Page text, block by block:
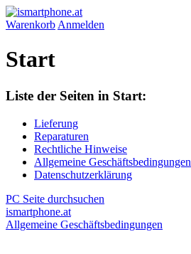
Warenkorb Anmelden
Start
Liste der Seiten in Start:
Lieferung
Reparaturen
Rechtliche Hinweise
Allgemeine Geschäftsbedingungen
Datenschutzerklärung
PC Seite durchsuchen
ismartphone.at
Allgemeine Geschäftsbedingungen